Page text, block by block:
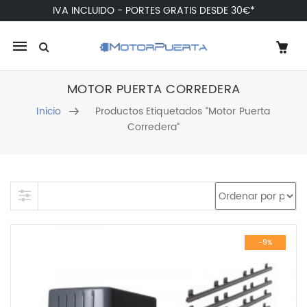
IVA INCLUIDO - PORTES GRATIS DESDE 30€*
Mobile
navigation
MOTOR PUERTA CORREDERA
Inicio
Productos Etiquetados “motor Puerta
Corredera”
Skip to content
-9%